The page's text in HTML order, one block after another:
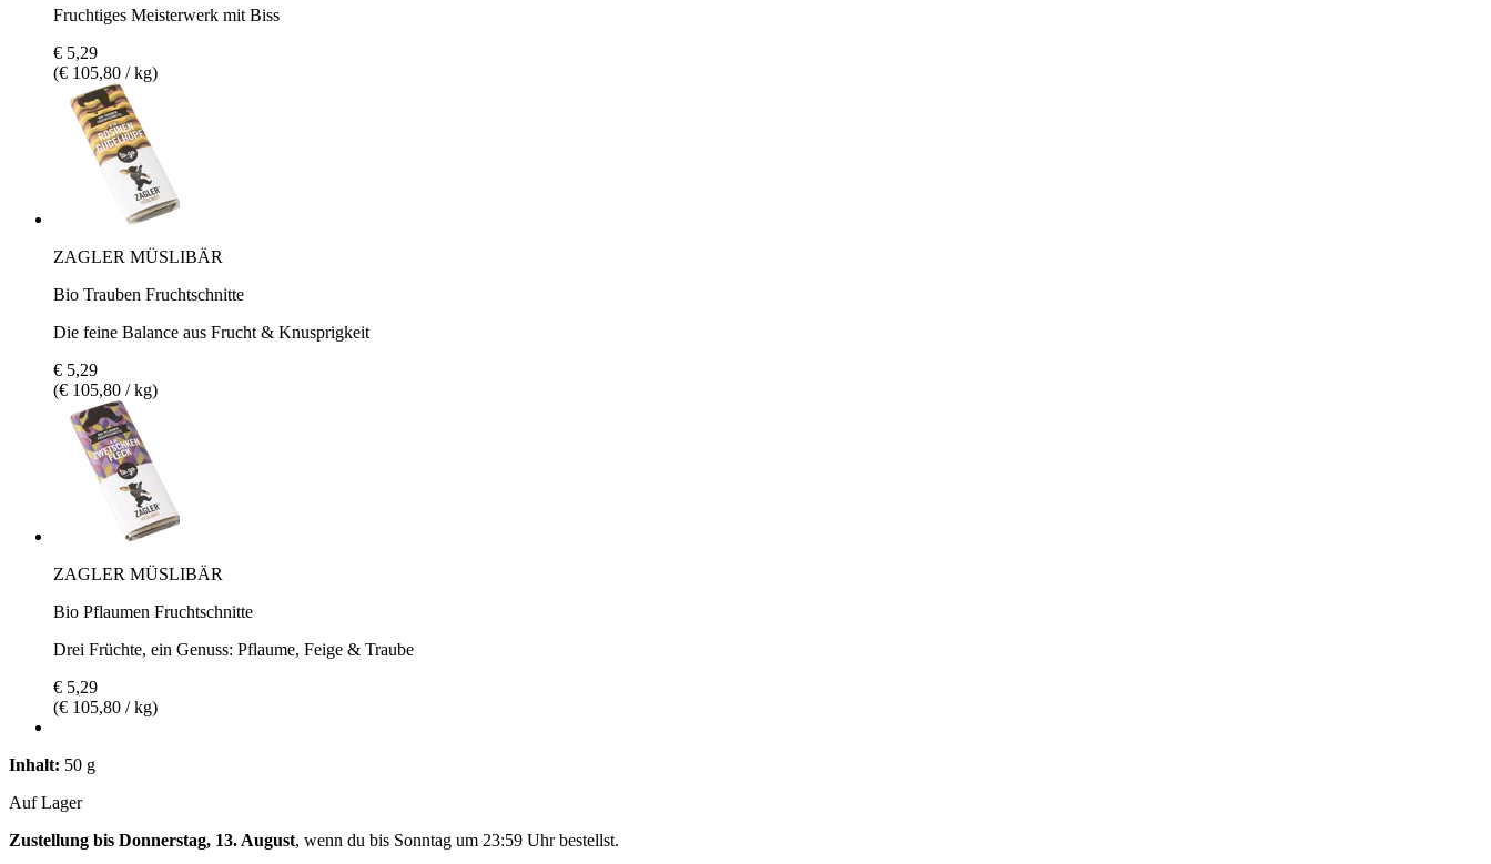
Fruchtiges Meisterwerk mit Biss
€ 5,29
(€ 105,80 / kg)
ZAGLER MÜSLIBÄR
Bio Trauben Fruchtschnitte
Die feine Balance aus Frucht & Knusprigkeit
€ 5,29
(€ 105,80 / kg)
ZAGLER MÜSLIBÄR
Bio Pflaumen Fruchtschnitte
Drei Früchte, ein Genuss: Pflaume, Feige & Traube
€ 5,29
(€ 105,80 / kg)
Inhalt: 50 g
Auf Lager
Zustellung bis Donnerstag, 13. August, wenn du bis Sonntag um 23:59 Uhrbestellst.